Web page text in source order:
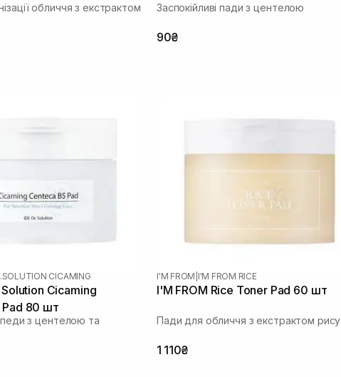
обличчя з екстрактом
Заспокійливі пади з центелою
90₴
CICAMING
Solution Cicaming
Pad 80 шт
педи з центелою та
I'M FROM I'M FROM RICE
I'M FROM Rice Toner Pad 60 шт
Пади для обличчя з екстрактом рису
1 110₴